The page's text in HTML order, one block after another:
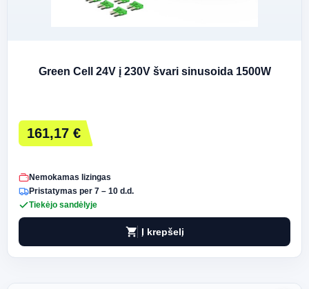
Green Cell 24V į 230V švari sinusoida 1500W
161,17 €
Nemokamas lizingas
Pristatymas per 7 – 10 d.d.
Tiekėjo sandėlyje
shopping_cart Į krepšelį